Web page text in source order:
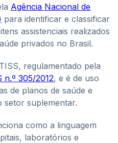
Agência Nacional de
para identificar e classificar
assistenciais realizados
privados no Brasil.
regulamentado pela
n.º 305/2012, e é de uso
de planos de saúde e
setor suplementar.
como a linguagem
laboratórios e